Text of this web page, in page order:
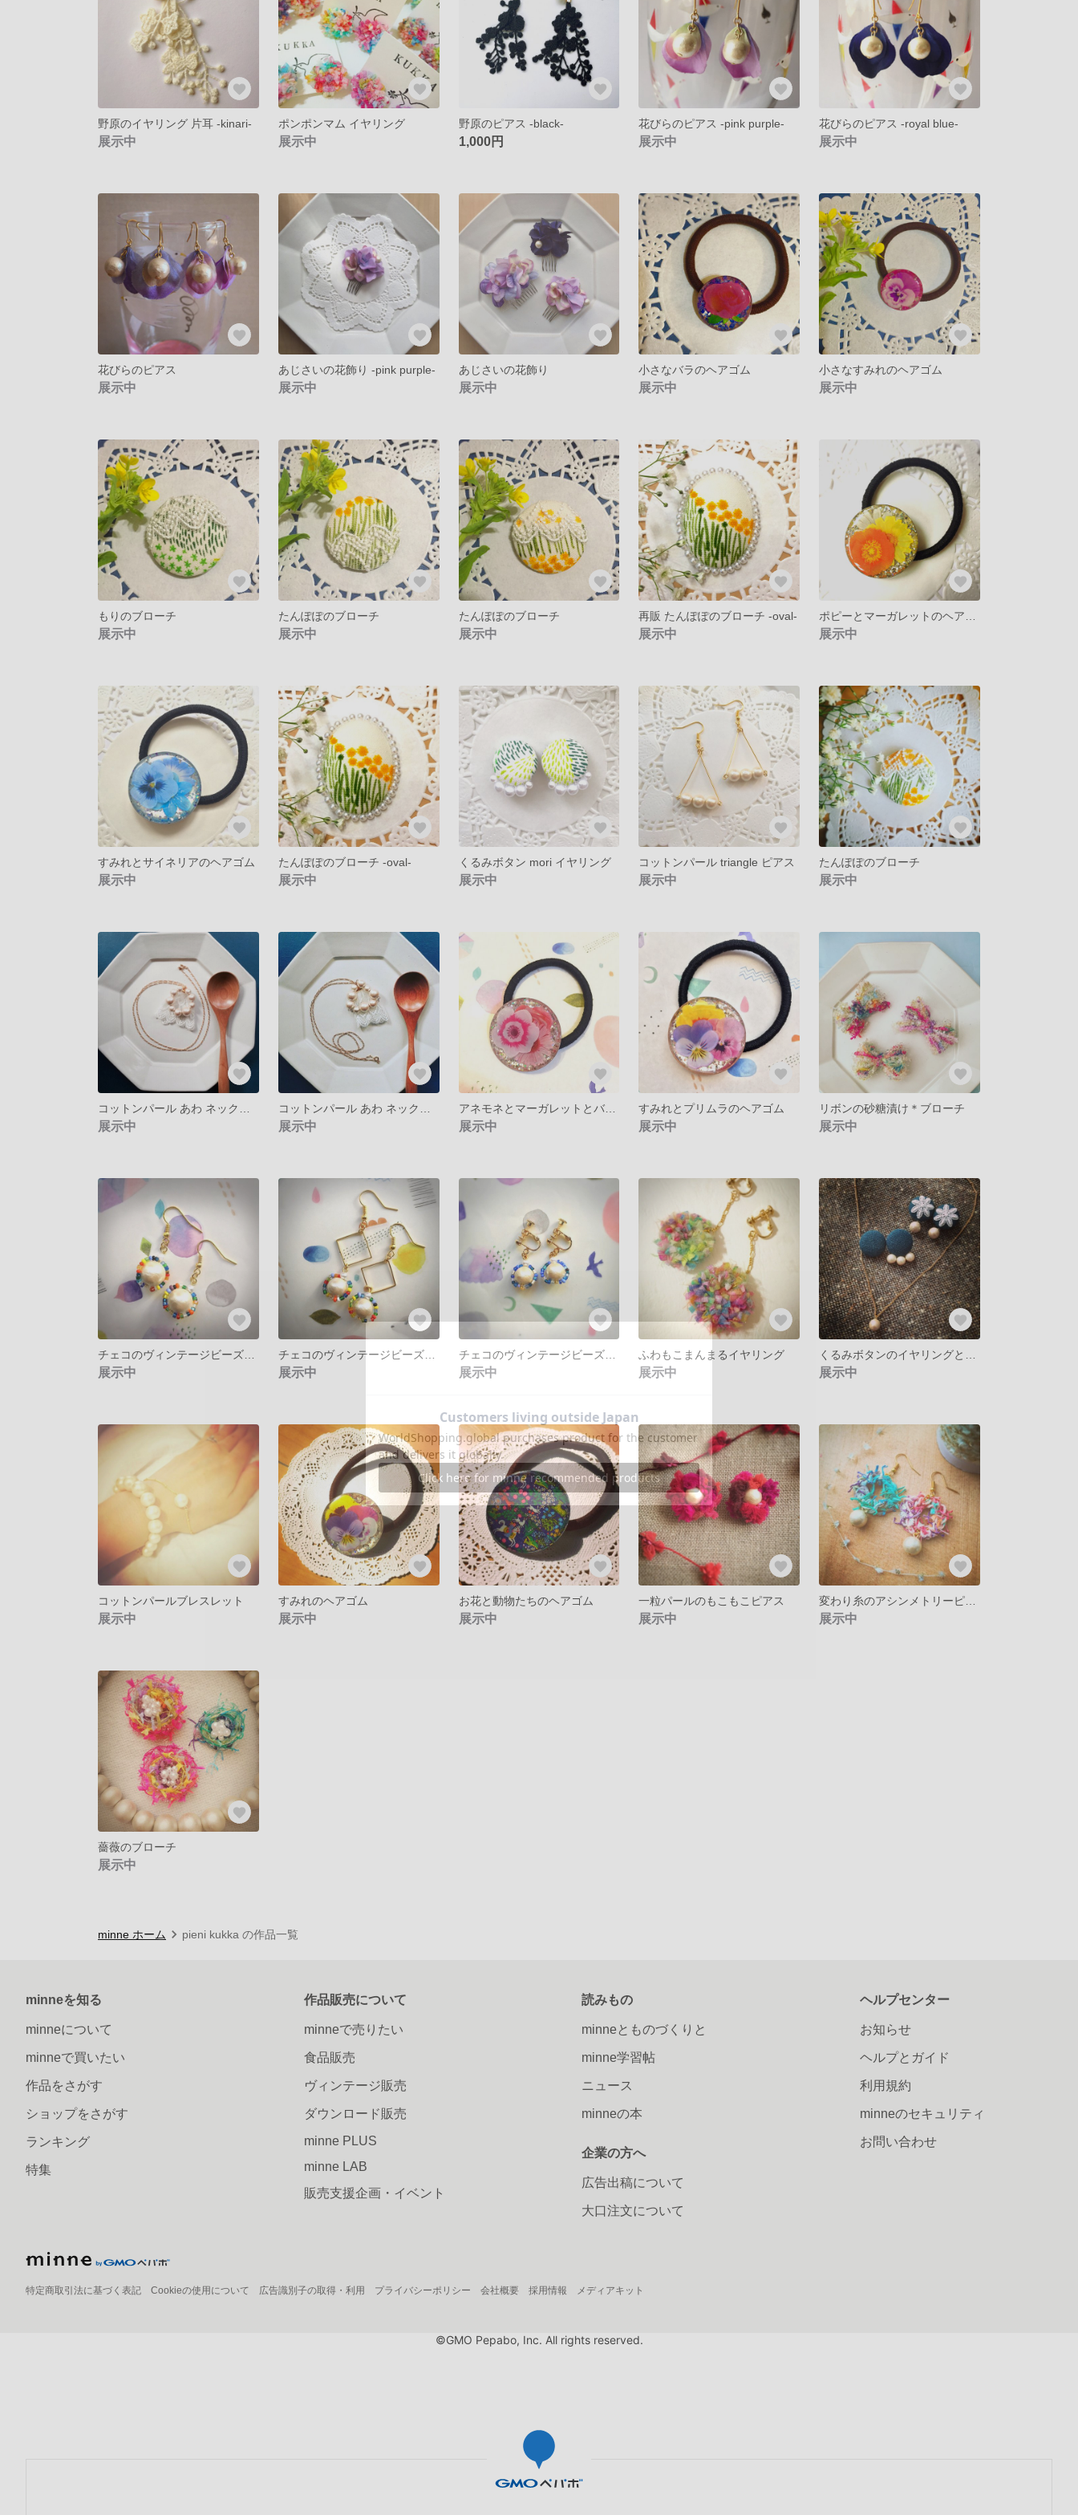
野原のイヤリング 片耳 -kinari-
展示中
ポンポンマム イヤリング
展示中
野原のピアス -black-
1,000円
花びらのピアス -pink purple-
展示中
花びらのピアス -royal blue-
展示中
花びらのピアス
展示中
あじさいの花飾り -pink purple-
展示中
あじさいの花飾り
展示中
小さなバラのヘアゴム
展示中
小さなすみれのヘアゴム
展示中
もりのブローチ
展示中
たんぽぽのブローチ
展示中
たんぽぽのブローチ
展示中
再販 たんぽぽのブローチ -oval-
展示中 展示中
すみれとサイネリアのヘアゴム
展示中
たんぽぽのブローチ -oval-
展示中
くるみボタン mori イヤリング
展示中
コットンパール triangle ピアス
展示中
たんぽぽのブローチ
展示中
展示中 展示中
アネモネとマーガレットとバラのヘアゴム
展示中
すみれとプリムラのヘアゴム
展示中
リボンの砂糖漬け＊ブローチ
展示中
展示中
チェコのヴィンテージビーズピアス -square-
展示中
チェコのヴィンテージビーズイヤリング -blue-
展示中
ふわもこまんまるイヤリング
展示中 展示中
コットンパールブレスレット
展示中
すみれのヘアゴム
展示中
お花と動物たちのヘアゴム
展示中
一粒パールのもこもこピアス
展示中 展示中
薔薇のブローチ
展示中
minne ホーム pieni kukka の作品一覧
minneを知る
minneについて
minneで買いたい
作品をさがす
ショップをさがす
ランキング
特集
作品販売について
minneで売りたい
食品販売
ヴィンテージ販売
ダウンロード販売
minne PLUS
minne LAB
販売支援企画・イベント
読みもの
minneとものづくりと
minne学習帖
ニュース
minneの本
企業の方へ
広告出稿について
大口注文について
ヘルプセンター
お知らせ
ヘルプとガイド
利用規約
minneのセキュリティ
お問い合わせ
特定商取引法に基づく表記 Cookieの使用について 広告識別子の取得・利用 プライバシーポリシー 会社概要 採用情報 メディアキット
©GMO Pepabo, Inc. All rights reserved.